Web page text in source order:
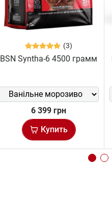
(3)
BSN Syntha-6 4500 грамм
6 399 грн
Купить